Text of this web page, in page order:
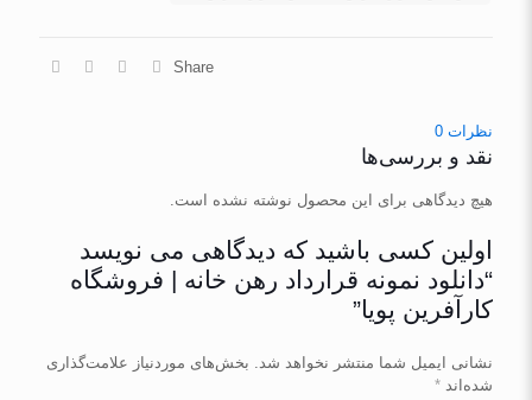
Share
نظرات 0
نقد و بررسی‌ها
هیچ دیدگاهی برای این محصول نوشته نشده است.
اولین کسی باشید که دیدگاهی می نویسد
“دانلود نمونه قرارداد رهن خانه | فروشگاه
کارآفرین پویا”
نشانی ایمیل شما منتشر نخواهد شد. بخش‌های موردنیاز علامت‌گذاری
شده‌اند *